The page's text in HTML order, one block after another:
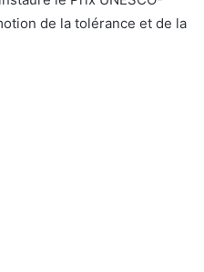
de la tolérance et de la